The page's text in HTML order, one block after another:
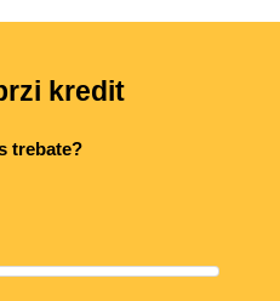
kredit
trebate?